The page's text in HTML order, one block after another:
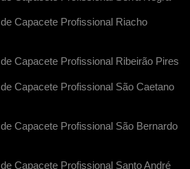
Capacete Profissional Riacho
Capacete Profissional Ribeirão Pires
Capacete Profissional São Caetano
Capacete Profissional São Bernardo
Capacete Profissional Santo André